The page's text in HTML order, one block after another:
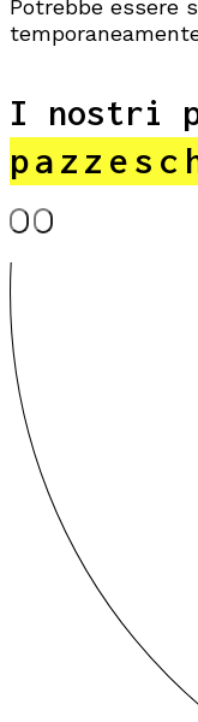
Potrebbe essere
I nostri